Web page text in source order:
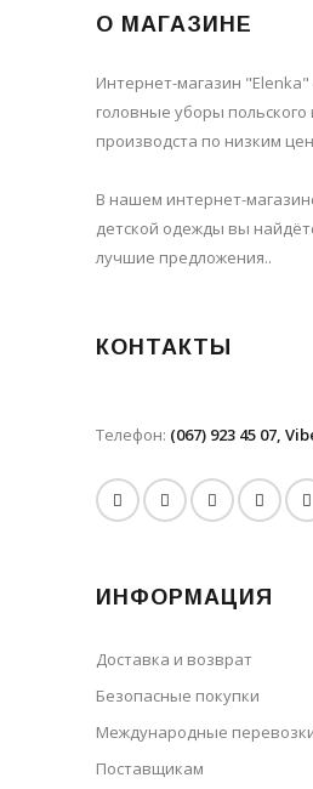
О МАГАЗИНЕ
Интернет-магазин "Elenka"
головные уборы польского
производста по низким
В нашем интернет-
детской одежды вы
лучшие предложения..
КОНТАКТЫ
Телефон: (067) 923 45 07,
ИНФОРМАЦИЯ
Доставка и возврат
Безопасные покупки
Международные
Поставщикам